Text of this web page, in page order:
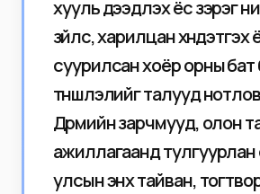
хууль дээдлэх ёс зэрэг
зүйлс, харилцан хүндэтгэх
суурилсан хоёр орны бат
түншлэлийг талууд
Дүрмийн зарчмууд, олон
ажиллагаанд
улсын энх тайван,